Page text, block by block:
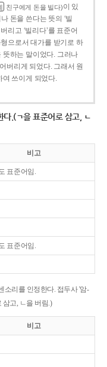
친구에게 돈을 빌다)이 있
돈을 쓴다는 뜻의 ‘빌
리고 ‘빌리다’를 표준어
형으로서 대가를 받기로 하
뜻하는 말이었다. 그러나
버리게 되었다. 그래서 원
여 쓰이게 되었다.
.(ㄱ을 표준어로 삼고, ㄴ
비고
표준어임.
표준어임.
소리를 인정한다. 접두사 '암-
고, ㄴ을 버림.)
비고